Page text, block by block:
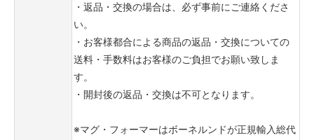
・返品・交換の場合は、必ず事前にご連絡くださ
い。
・お客様都合による商品の返品・交換についての
送料・手数料はお客様のご負担でお願い致しま
す。
・開封後の返品・交換は不可となります。
※マグ・フォーマーはボーネルンドが正規輸入総代